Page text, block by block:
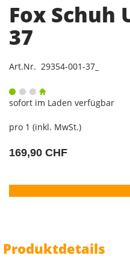
Fox Schuh
37
Art.Nr. 29354-001-37_
sofort im Laden verfügbar
pro 1 (inkl. MwSt.)
169,90 CHF
Produktdetails